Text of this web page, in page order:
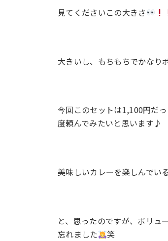
見てくださいこの大きさ
大きいし、もちもちでかなり
今回このセットは1,100円だ
度頼んでみたいと思います♪
美味しいカレーを楽しんでい
と、思ったのですが、ボリュ
忘れました
笑